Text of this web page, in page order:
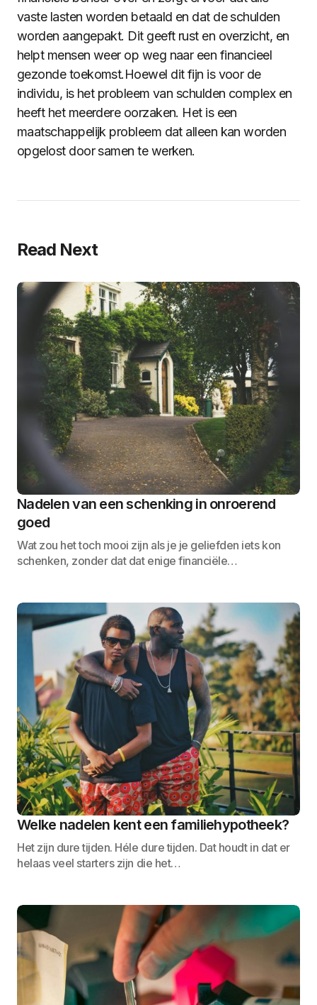
vaste lasten worden betaald en dat de schulden
worden aangepakt. Dit geeft rust en overzicht, en
helpt mensen weer op weg naar een financieel
gezonde toekomst.Hoewel dit fijn is voor de
individu, is het probleem van schulden complex en
heeft het meerdere oorzaken. Het is een
maatschappelijk probleem dat alleen kan worden
opgelost door samen te werken.
Read Next
Nadelen van een schenking in onroerend
goed
Wat zou het toch mooi zijn als je je geliefden iets kon
schenken, zonder dat dat enige financiële…
Welke nadelen kent een familiehypotheek?
Het zijn dure tijden. Héle dure tijden. Dat houdt in dat er
helaas veel starters zijn die het…